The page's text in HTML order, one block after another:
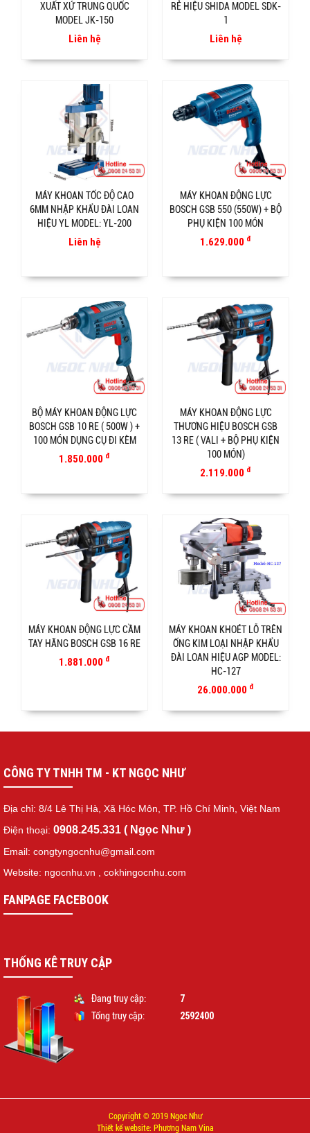
XUẤT XỨ TRUNG QUỐC
MODEL JK-150
Liên hệ
RẺ HIỆU SHIDA MODEL SDK-
1
Liên hệ
MÁY KHOAN TỐC ĐỘ CAO
6MM NHẬP KHẨU ĐÀI LOAN
HIỆU YL MODEL: YL-200
Liên hệ
MÁY KHOAN ĐỘNG LỰC
BOSCH GSB 550 (550W) + BỘ
PHỤ KIỆN 100 MÓN
1.629.000 đ
BỘ MÁY KHOAN ĐỘNG LỰC
BOSCH GSB 10 RE ( 500W ) +
100 MÓN DỤNG CỤ ĐI KÈM
1.850.000 đ
MÁY KHOAN ĐỘNG LỰC
THƯƠNG HIỆU BOSCH GSB
13 RE ( VALI + BỘ PHỤ KIỆN
100 MÓN)
2.119.000 đ
MÁY KHOAN ĐỘNG LỰC CẦM
TAY HÃNG BOSCH GSB 16 RE
1.881.000 đ
MÁY KHOAN KHOÉT LỖ TRÊN
ỐNG KIM LOẠI NHẬP KHẨU
ĐÀI LOAN HIỆU AGP MODEL:
HC-127
26.000.000 đ
CÔNG TY TNHH TM - KT NGỌC NHƯ
Địa chỉ: 8/4 Lê Thị Hà, Xã Hóc Môn, TP. Hồ Chí Minh, Việt Nam
Điện thoại: 0908.245.331 ( Ngọc Như )
Email: congtyngocnhu@gmail.com
Website: ngocnhu.vn
cokhingocnhu.com
FANPAGE FACEBOOK
THỐNG KÊ TRUY CẬP
Đang truy cập: 7
Tổng truy cập: 2592400
Copyright © 2019 Ngọc Như
Thiết kế website: Phương Nam Vina